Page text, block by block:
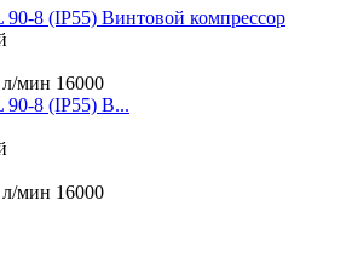
90-8 (IP55) Винтовой компрессор
л/мин 16000
90-8 (IP55) В...
л/мин 16000